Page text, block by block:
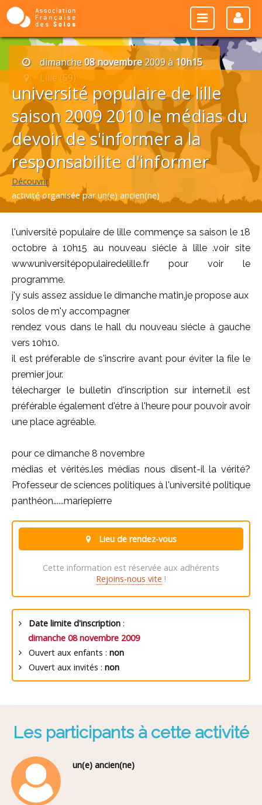
dimanche08 novembre2009 à 10h15
Lille (59)
université populaire de lille
saison 2009 2010 le médias du
devoir de s'informer a la
responsabilite d'informer
Découvrir
activité organisée par un(e) ancien(ne)
l'université populaire de lille commençe sa saison le 18
octobre à 10h15 au nouveau siécle à lille .voir site
wwwuniversitépopulairedelille.fr pour voir le
programme.
j'y suis assez assidue le dimanche matin.je propose aux
solos de m'y accompagner
rendez vous dans le hall du nouveau siécle à gauche
vers 10h10.
il est préferable de s'inscrire avant pour éviter la file le
premier jour.
télecharger le bulletin d'inscription sur internet.il est
préférable également d'étre à l'heure pour pouvoir avoir
une place agréable.
pour ce dimanche 8 novembre
médias et vérités.les médias nous disent-il la vérité?
Professeur de sciences politiques à l'université politique
panthéon......mariepierre
Lieu de rendez-vous
Cette information est réservée aux adhérents
Rejoins-nous vite !
Date limite d'inscription :
dimanche 08 novembre 2009
Ouvert aux enfants : non
Ouvert aux invités : non
Les participants à cette activité
un(e) ancien(ne)